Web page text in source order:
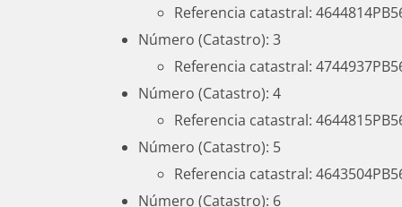
Salón de
Referencia catastral:
Número (Catastro): 3
Referencia catastral:
Número (Catastro): 4
Referencia catastral:
Número (Catastro): 5
Referencia catastral:
Número (Catastro): 6